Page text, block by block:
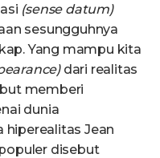
(sense datum)
sesungguhnya
Yang mampu kita
dari realitas
memberi
dunia
Jean
disebut